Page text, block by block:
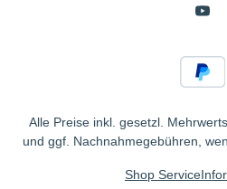
Alle Preise inkl. gesetzl.
und ggf. Nachnahmegebühren,
Shop Service